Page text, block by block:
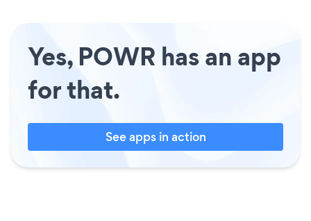
Yes, POWR has an app
for that.
See apps in action